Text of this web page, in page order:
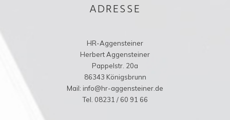
ADRESSE
HR-Aggensteiner
Herbert Aggensteiner
Pappelstr. 20a
86343 Königsbrunn
Mail: info@hr-aggensteiner.de
Tel. 08231 / 60 91 66